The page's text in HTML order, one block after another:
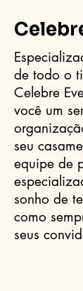
de todo o
Celebre
você um
seu
equipe de
sonho de
como
seus